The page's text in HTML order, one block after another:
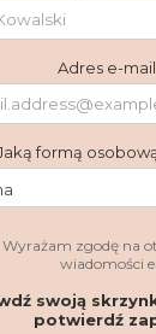
czekolady,
torty itp.),